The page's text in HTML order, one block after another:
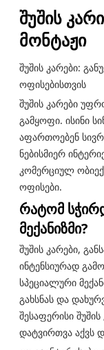
შუშის
მონტაჟი
შუშის კარები:
ოფისებისთვის
შუშის კარები
გამყოფი. ისინი
აფართოებენ
ნებისმიერ
კომერციულ
ოფისები.
რატომ
მექანიზმი?
შუშის კარები,
ინტენსიურად
სპეციალური
გახსნას და
შესაფერისი
დატვირთვა აქვს